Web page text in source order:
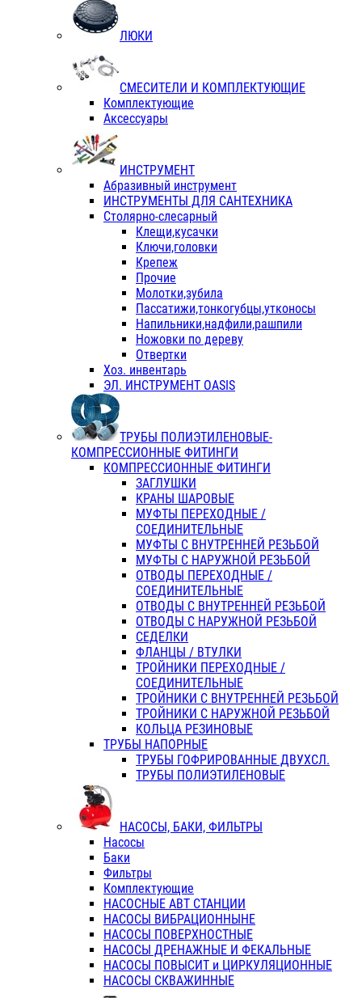
ЛЮКИ
СМЕСИТЕЛИ И КОМПЛЕКТУЮЩИЕ
Комплектующие
Аксессуары
ИНСТРУМЕНТ
Абразивный инструмент
ИНСТРУМЕНТЫ ДЛЯ САНТЕХНИКА
Столярно-слесарный
Клещи,кусачки
Ключи,головки
Крепеж
Прочие
Молотки,зубила
Пассатижи,тонкогубцы,утконосы
Напильники,надфили,рашпили
Ножовки по дереву
Отвертки
Хоз. инвентарь
ЭЛ. ИНСТРУМЕНТ OASIS
ТРУБЫ ПОЛИЭТИЛЕНОВЫЕ-
КОМПРЕССИОННЫЕ ФИТИНГИ
КОМПРЕССИОННЫЕ ФИТИНГИ
ЗАГЛУШКИ
КРАНЫ ШАРОВЫЕ
МУФТЫ ПЕРЕХОДНЫЕ /
СОЕДИНИТЕЛЬНЫЕ
МУФТЫ С ВНУТРЕННЕЙ РЕЗЬБОЙ
МУФТЫ С НАРУЖНОЙ РЕЗЬБОЙ
ОТВОДЫ ПЕРЕХОДНЫЕ /
СОЕДИНИТЕЛЬНЫЕ
ОТВОДЫ С ВНУТРЕННЕЙ РЕЗЬБОЙ
ОТВОДЫ С НАРУЖНОЙ РЕЗЬБОЙ
СЕДЕЛКИ
ФЛАНЦЫ / ВТУЛКИ
ТРОЙНИКИ ПЕРЕХОДНЫЕ /
СОЕДИНИТЕЛЬНЫЕ
ТРОЙНИКИ С ВНУТРЕННЕЙ РЕЗЬБОЙ
ТРОЙНИКИ С НАРУЖНОЙ РЕЗЬБОЙ
КОЛЬЦА РЕЗИНОВЫЕ
ТРУБЫ НАПОРНЫЕ
ТРУБЫ ГОФРИРОВАННЫЕ ДВУХСЛ.
ТРУБЫ ПОЛИЭТИЛЕНОВЫЕ
НАСОСЫ, БАКИ, ФИЛЬТРЫ
Насосы
Баки
Фильтры
Комплектующие
НАСОСНЫЕ АВТ СТАНЦИИ
НАСОСЫ ВИБРАЦИОННЫНЕ
НАСОСЫ ПОВЕРХНОСТНЫЕ
НАСОСЫ ДРЕНАЖНЫЕ И ФЕКАЛЬНЫЕ
НАСОСЫ ПОВЫСИТ и ЦИРКУЛЯЦИОННЫЕ
НАСОСЫ СКВАЖИННЫЕ